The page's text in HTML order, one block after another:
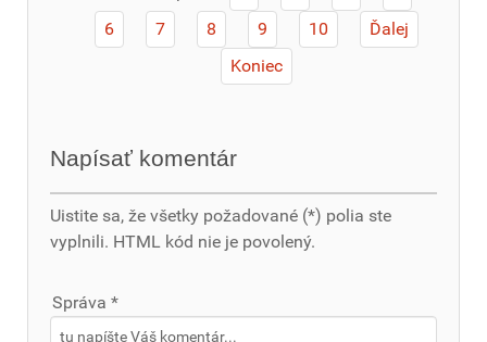
6
7 8 9 10
Ďalej
Koniec
Napísať komentár
Uistite sa, že všetky požadované (*) polia ste
vyplnili. HTML kód nie je povolený.
Správa *